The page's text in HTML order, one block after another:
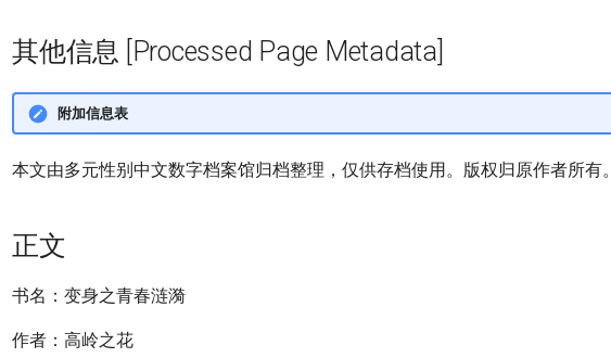
其他信息 [Processed Page Metadata]
附加信息表
本文由多元性别中文数字档案馆归档整理，仅供存档使用。版权归原作者所有。
正文
书名：变身之青春涟漪
作者：高岭之花